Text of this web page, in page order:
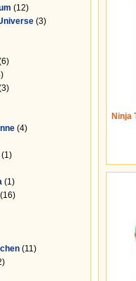
(12)
(3)
(4)
(1)
(1)
(16)
(11)
Ninja